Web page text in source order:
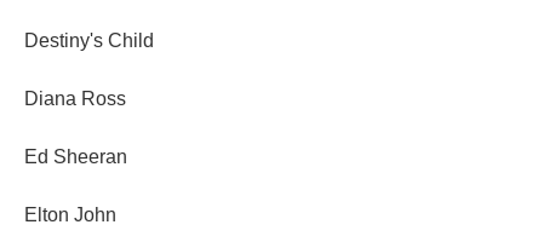
Destiny's Child
Diana Ross
Ed Sheeran
Elton John